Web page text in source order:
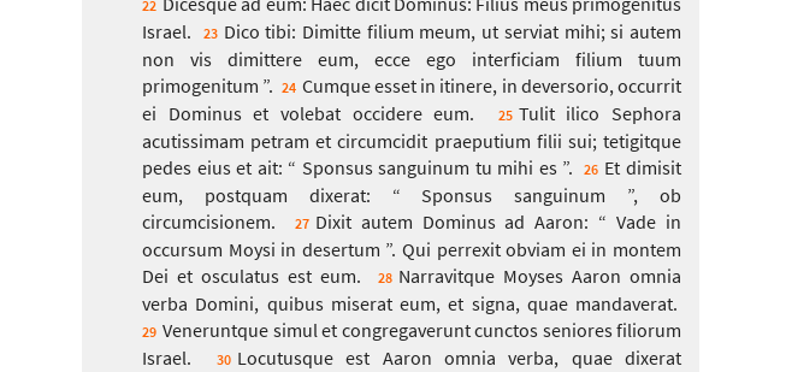
22
Israel.
23 Dico tibi: Dimitte filium meum, ut serviat mihi; si autem
non vis dimittere eum, ecce ego interficiam filium tuum
primogenitum ”. 24 Cumque esset in itinere, in deversorio, occurrit
ei Dominus et volebat occidere eum.
25 Tulit ilico Sephora
acutissimam petram et circumcidit praeputium filii sui; tetigitque
pedes eius et ait: “ Sponsus sanguinum tu mihi es ”.
26 Et dimisit
eum, postquam dixerat: “ Sponsus sanguinum ”, ob
circumcisionem.
27 Dixit autem Dominus ad Aaron: “ Vade in
occursum Moysi in desertum ”. Qui perrexit obviam ei in montem
Dei et osculatus est eum.
28 Narravitque Moyses Aaron omnia
verba Domini, quibus miserat eum, et signa, quae mandaverat.
29 Veneruntque simul et congregaverunt cunctos seniores filiorum
Israel.
30 Locutusque est Aaron omnia verba, quae dixerat